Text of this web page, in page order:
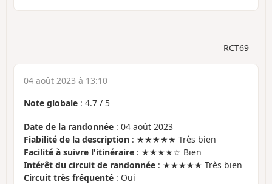
RCT69
04 août 2023 à 13:10
Note globale : 4.7 / 5
Date de la randonnée : 04 août 2023
Fiabilité de la description : ★★★★★ Très bien
Facilité à suivre l'itinéraire : ★★★★☆ Bien
Intérêt du circuit de randonnée : ★★★★★ Très bien
Circuit très fréquenté : Oui